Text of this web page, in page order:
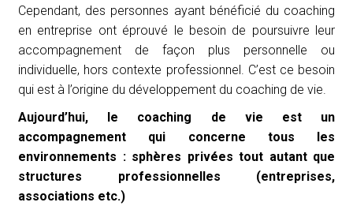
Cependant, des personnes ayant bénéficié du coaching
en entreprise ont éprouvé le besoin de poursuivre leur
accompagnement de façon plus personnelle ou
individuelle, hors contexte professionnel. C’est ce besoin
qui est à l’origine du développement du coaching de vie.
Aujourd’hui, le coaching de vie est un
accompagnement qui concerne tous les
environnements : sphères privées tout autant que
structures professionnelles (entreprises,
associations etc.)